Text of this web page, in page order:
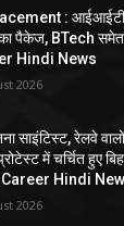
:
पैकेज, BTech समेत
Hindi News
2026
साइंटिस्ट, रेलवे
में चर्चित हुए
Career Hindi
2026